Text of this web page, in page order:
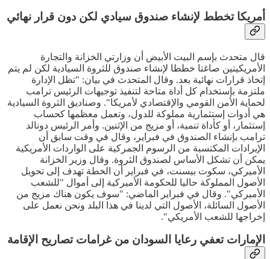
أمريكا تخطط لإنشاء صندوق سيادي لكن دون قرار نهائي
قال متحدث بإسم البيت الأبيض أن وزارتي الخزانة والتجارة
الأمريكيتين صاغتا خططا لإنشاء صندوق للثروة السيادية لكن لم يتم
إتخاذ قرارات نهائية بعد. وقال المتحدث في بيان: "تظل الإدارة
ملتزمة بإستخدام كل أداة متاحة لتنفيذ توجيهات الرئيس ترامب
لحماية الأمن القومي والإقتصادي لأمريكا". وصناديق الثروة السيادية
هي أدوات إستثمارية مملوكة للدول، وتعمل معظمها كحساب
إستثمار، أو كأداة تنمية، أو مزيج من الإثنين. وأمر الرئيس دونالد
ترامب بإنشاء الصندوق في فبراير، وقال في وقت سابق أن
الإيرادات المكتسبة من الرسوم الجمركية على الواردات الأمريكية
يمكن أن تشكل الأساس لصندوق الثروة. وقال وزير الخزانة
الأميركي، سكوت بيسنت، في فبراير أن الخطة تهدف إلى تحويل
الأصول المملوكة حاليا للحكومة الأميركية إلى أموال "للشعب
الأميركي". وقال في فبراير الماضي: "سوف يكون هناك مزيج من
الأصول السائلة، الأصول التي لدينا في هذا البلد ونحن نعمل على
إخراجها للشعب الأمريكي".
الإمارات تعفي رعايا السودان من غرامات تصاريح الإقامة